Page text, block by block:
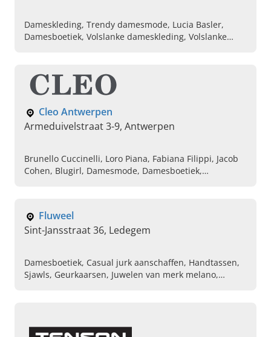
Dameskleding, Trendy damesmode, Lucia Basler,
Damesboetiek, Volslanke dameskleding, Volslanke
Cleo Antwerpen
Armeduivelstraat 3-9, Antwerpen
Brunello Cuccinelli, Loro Piana, Fabiana Filippi, Jacob
Cohen, Blugirl, Damesmode, Damesboetiek,
Fluweel
Sint-Jansstraat 36, Ledegem
Damesboetiek, Casual jurk aanschaffen, Handtassen,
Sjawls, Geurkaarsen, Juwelen van merk melano,